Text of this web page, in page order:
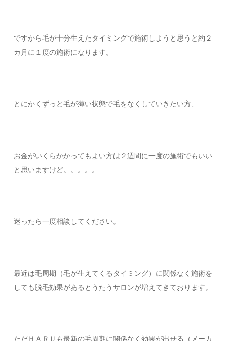
ですから毛が十分生えたタイミングで施術しようと思うと約２
カ月に１度の施術になります。
とにかくずっと毛が薄い状態で毛をなくしていきたい方、
お金がいくらかかってもよい方は２週間に一度の施術でもいい
と思いますけど。。。。。
迷ったら一度相談してください。
最近は毛周期（毛が生えてくるタイミング）に関係なく施術を
しても脱毛効果があるとうたうサロンが増えてきております。
ただＨＡＲＵも最新の毛周期に関係なく効果が出せる（メーカ